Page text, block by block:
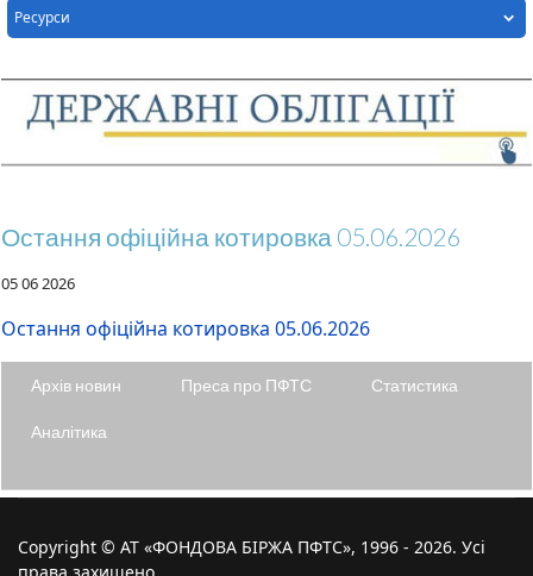
Ресурси
Остання офіційна котировка 05.06.2026
05 06 2026
Остання офіційна котировка 05.06.2026
Архів новин Преса про ПФТС Статистика
Аналітика
Copyright © АТ «ФОНДОВА БІРЖА ПФТС», 1996 - 2026. Усі